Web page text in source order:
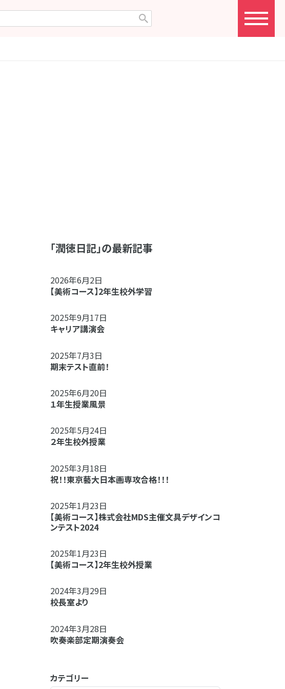
「潤徳日記」の最新記事
2026年6月2日
【美術コース】2年生校外学習
2025年9月17日
キャリア講演会
2025年7月3日
期末テスト直前！
2025年6月20日
１年生授業風景
2025年5月24日
２年生校外授業
2025年3月18日
祝！！東京藝大日本画専攻合格！！！
2025年1月23日
【美術コース】株式会社MDS主催文具デザインコ
ンテスト2024
2025年1月23日
【美術コース】2年生校外授業
2024年3月29日
校長室より
2024年3月28日
吹奏楽部定期演奏会
カテゴリー